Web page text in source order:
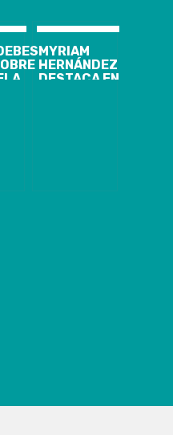
MYRIAM
HERNÁNDEZ
DESTACA EN